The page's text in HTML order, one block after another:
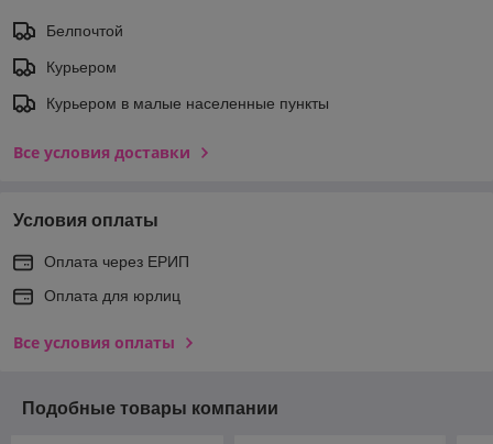
Белпочтой
Курьером
Курьером в малые населенные пункты
Все условия доставки
Условия оплаты
Оплата через ЕРИП
Оплата для юрлиц
Все условия оплаты
Подобные товары компании